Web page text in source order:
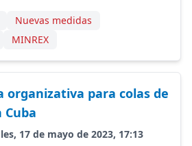
Nuevas medidas
MINREX
organizativa para colas de
17 de mayo de 2023, 17:13